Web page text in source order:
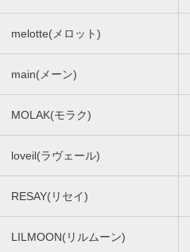
melotte(メロット)
main(メーン)
MOLAK(モラク)
loveil(ラヴェール)
RESAY(リセイ)
LILMOON(リルムーン)